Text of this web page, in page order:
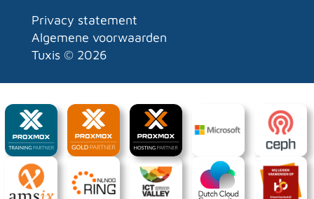
Privacy statement
Algemene voorwaarden
Tuxis © 2026